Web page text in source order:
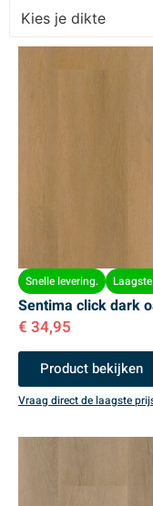
Kies je dikte
Snelle levering.
Sentima click dark
€ 34,95
Product bekijken
Vraag direct de laagste